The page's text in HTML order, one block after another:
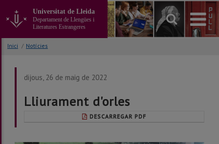
contingut
Universitat de Lleida
Departament de Llengües i
Literatures Estrangeres
Inici / Notícies
dijous, 26 de maig de 2022
Lliurament d'orles
DESCARREGAR PDF